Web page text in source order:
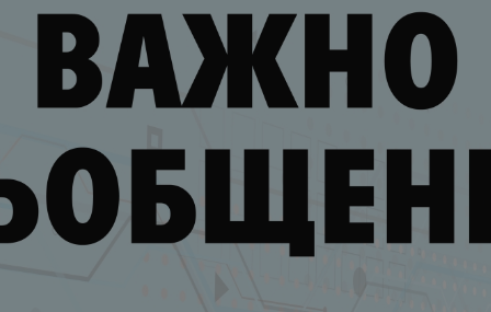
500V AC (0)
(0)
265V AC (0)
(0)
(0)